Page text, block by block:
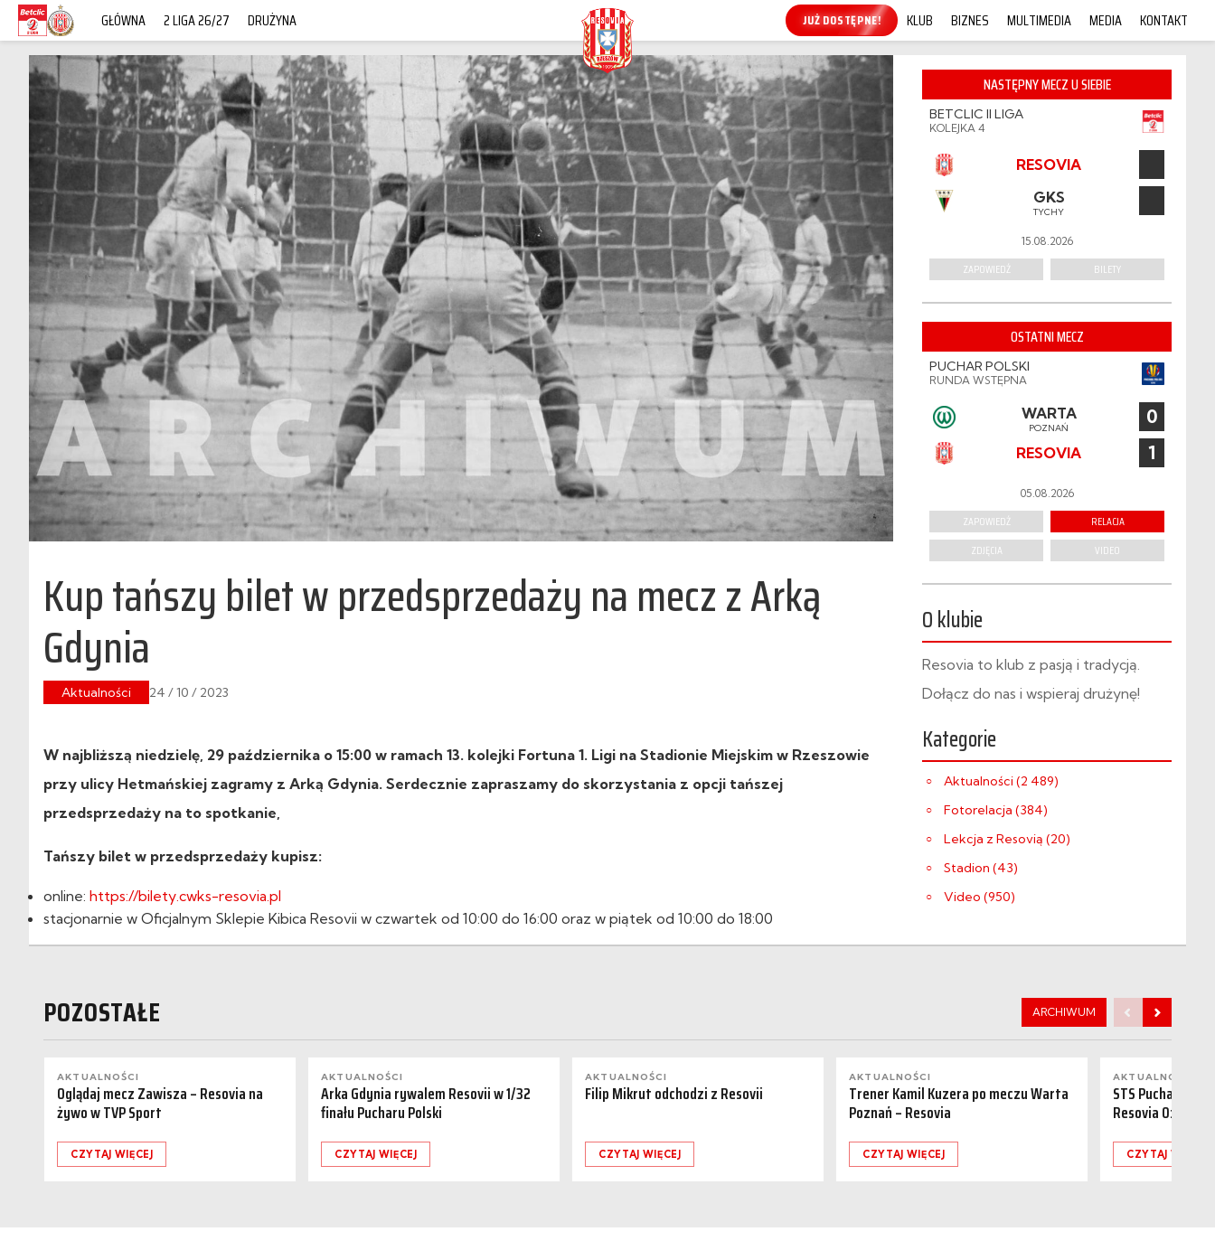
GŁÓWNA 2 LIGA 26/27 DRUŻYNA KUP ONLINE! KLUB BIZNES MULTIMEDIA MEDIA KONTAKT
Kup tańszy bilet w przedsprzedaży na mecz z Arką
Gdynia
Aktualności 24 / 10 / 2023
W najbliższą niedzielę, 29 października o 15:00 w ramach 13. kolejki Fortuna 1. Ligi na Stadionie Miejskim w Rzeszowie
przy ulicy Hetmańskiej zagramy z Arką Gdynia. Serdecznie zapraszamy do skorzystania z opcji tańszej
przedsprzedaży na to spotkanie,
Tańszy bilet w przedsprzedaży kupisz:
online: https://bilety.cwks-resovia.pl
stacjonarnie w Oficjalnym Sklepie Kibica Resovii w czwartek od 10:00 do 16:00 oraz w piątek od 10:00 do 18:00
NASTĘPNY MECZ U SIEBIE
BETCLIC II LIGA
KOLEJKA 4
RESOVIA
GKS
TYCHY
15.08.2026
ZAPOWIEDŹ BILETY
OSTATNI MECZ
PUCHAR POLSKI
RUNDA WSTĘPNA
WARTA
POZNAŃ 0
RESOVIA 1
05.08.2026
ZAPOWIEDŹ
RELACJA
ZDJĘCIA
VIDEO
O klubie
Resovia to klub z pasją i tradycją.
Dołącz do nas i wspieraj drużynę!
Kategorie
Aktualności (2 489)
Fotorelacja (384)
Lekcja z Resovią (20)
Stadion (43)
Video (950)
POZOSTAŁE ARCHIWUM
AKTUALNOŚCI
Oglądaj mecz Zawisza – Resovia na
żywo w TVP Sport
CZYTAJ WIĘCEJ
AKTUALNOŚCI
Arka Gdynia rywalem Resovii w 1/32
finału Pucharu Polski
CZYTAJ WIĘCEJ
AKTUALNOŚCI
Filip Mikrut odchodzi z Resovii
CZYTAJ WIĘCEJ
AKTUALNOŚCI
Trener Kamil Kuzera po meczu Warta
Poznań – Resovia
CZYTAJ WIĘCEJ
AKTUALNOŚCI
STS Puchar
Resovia 0:1
CZYTAJ WIĘCEJ